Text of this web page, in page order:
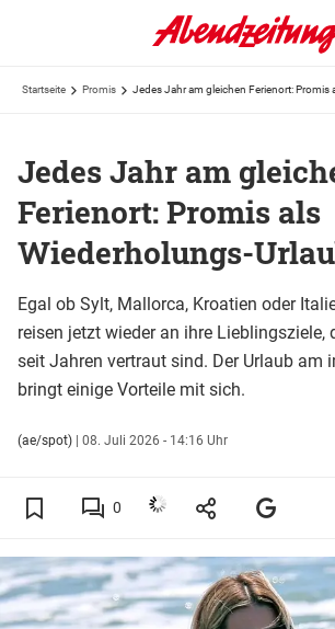
Startseite Promis Jedes Jahr am gleichen Ferienort: Promis
Jedes Jahr am
Ferienort: Promis als
Wiederholungs-
Egal ob Sylt, Mallorca, Kroatien oder
reisen jetzt wieder an ihre Lieblingsziele,
seit Jahren vertraut sind. Der Urlaub am
bringt einige Vorteile mit sich.
(ae/spot) | 08. Juli 2026 - 14:16 Uhr
0